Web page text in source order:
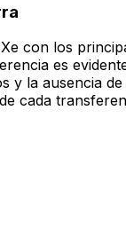
con los
es
y la ausencia
cada